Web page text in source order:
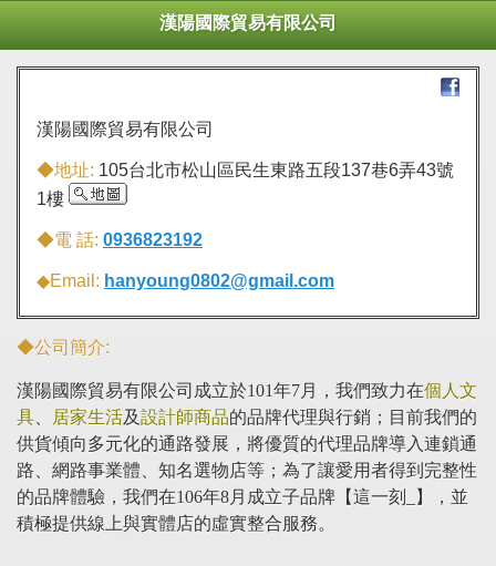
漢陽國際貿易有限公司
漢陽國際貿易有限公司
◆地址: 105台北市松山區民生東路五段137巷6弄43號
1樓
◆電 話: 0936823192
◆Email: hanyoung0802@gmail.com
◆公司簡介:
漢陽國際貿易有限公司成立於101年7月，我們致力在個人文
具
居家生活及設計師商品的品牌代理與行銷；目前我們的
供貨傾向多元化的通路發展，將優質的代理品牌導入連鎖通
路、網路事業體、知名選物店等；為了讓愛用者得到完整性
的品牌體驗，我們在106年8月成立子品牌【這一刻_】，並
積極提供線上與實體店的虛實整合服務。